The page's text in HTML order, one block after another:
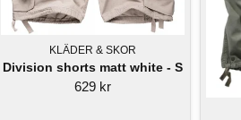
KLÄDER & SKOR
Division shorts matt white - S
629 kr